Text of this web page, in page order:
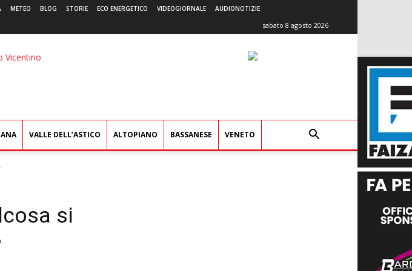
METEO BLOG STORIE ECO ENERGETICO VIDEOGIORNALE AUDIONOTIZIE
sabato 8 agosto 2026
L'Eco
VALLE DELL’ASTICO ALTOPIANO BASSANESE VENETO
si